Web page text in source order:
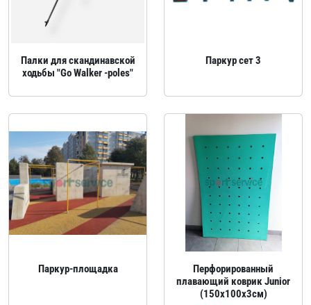
Палки для скандинавской
ходьбы "Go Walker -poles"
Паркур сет 3
Паркур‑площадка
Перфорированный
плавающий коврик Junior
(150x100х3см)